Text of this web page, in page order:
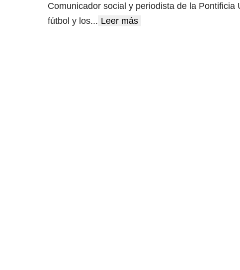
Comunicador social y periodista de la
fútbol y los... Leer más